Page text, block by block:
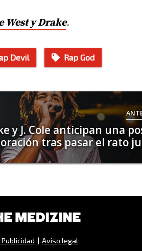
West y Drake.
Devil Rap God
y J. Cole anticipan una
tras pasar el rato
| Aviso legal